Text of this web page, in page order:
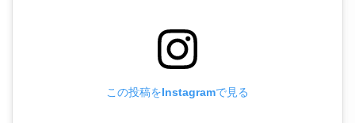
この投稿をInstagramで見る